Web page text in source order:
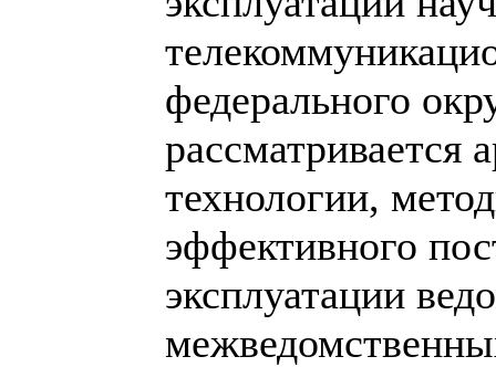
федерального
рассматривается
технологии,
эффективного
эксплуатации